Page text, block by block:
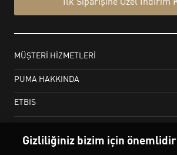
Gizliliğiniz bizim için önemlidir